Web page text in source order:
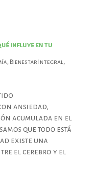
influye en tu
, Bienestar Integral,
ansiedad,
acumulada en el
que todo está
existe una
el cerebro y el